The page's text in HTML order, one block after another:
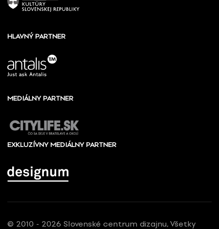
HLAVNÝ PARTNER
MEDIÁLNY PARTNER
EXKLUZÍVNY MEDIÁLNY PARTNER
© 2010 - 2026 Slovenské centrum dizajnu, Všetky